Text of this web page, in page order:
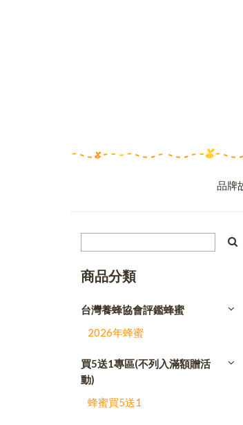
品牌
商品分類
台灣養蜂協會評鑑蜂蜜
2026年蜂蜜
買5送1專區(不列入滿額贈活
動)
蜂蜜買5送1